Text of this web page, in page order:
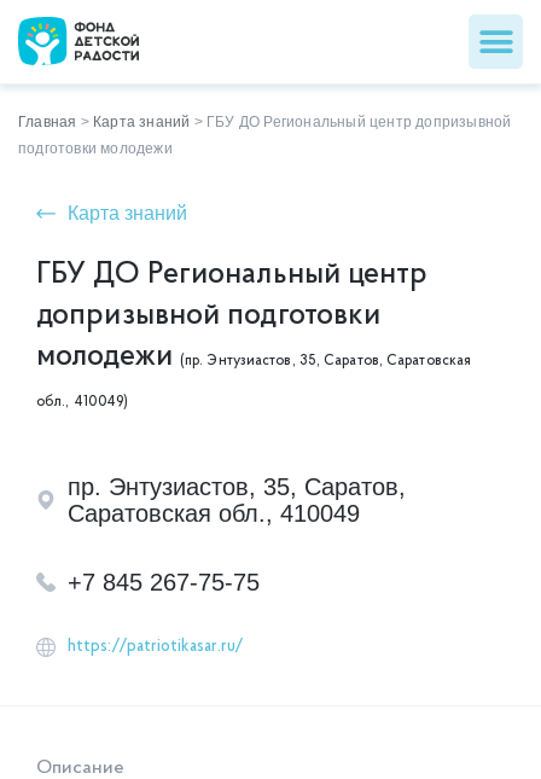
Главная > Карта знаний > ГБУ ДО Региональный центр допризывной
подготовки молодежи
Карта знаний
ГБУ ДО Региональный центр
допризывной подготовки
молодежи (пр. Энтузиастов, 35, Саратов, Саратовская
обл., 410049)
пр. Энтузиастов, 35, Саратов,
Саратовская обл., 410049
+7 845 267-75-75
https://patriotikasar.ru/
Описание